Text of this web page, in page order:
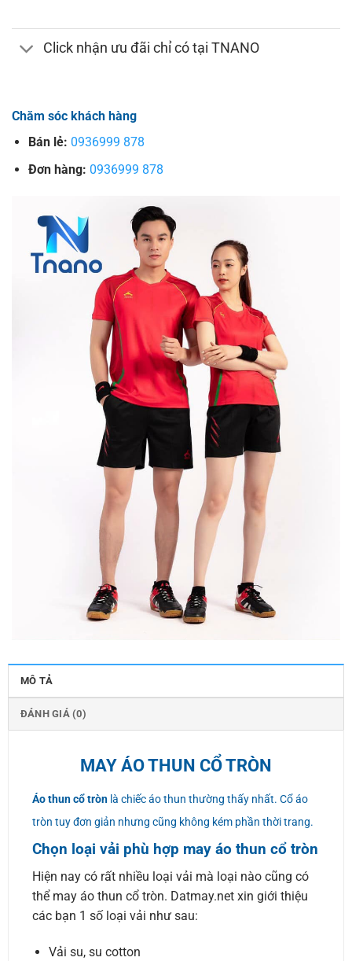
Click nhận ưu đãi chỉ có tại TNANO
Chăm sóc khách hàng
Bán lẻ: 0936999 878
Đơn hàng: 0936999 878
MÔ TẢ
ĐÁNH GIÁ (0)
MAY ÁO THUN CỔ TRÒN
Áo thun cổ trònlà chiếc áo thun thường thấy nhất. Cổ áo
tròn tuy đơn giản nhưng cũng không kém phần thời trang.
Chọn loại vải phù hợp may áo thun cổ tròn
Hiện nay có rất nhiều loại vải mà loại nào cũng có
thể may áo thun cổ tròn. Datmay.net xin giới thiệu
các bạn 1 số loại vải như sau:
Vải su, su cotton